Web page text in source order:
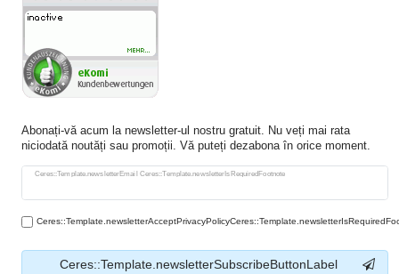
Abonați-vă acum la newsletter-ul nostru gratuit. Nu veți mai rata
niciodată noutăți sau promoții. Vă puteți dezabona în orice moment.
Ceres::Template.newsletterEmail Ceres::Template.newsletterIsRequiredFootnote
Ceres::Template.newsletterHoneypotLabel
Ceres::Template.newsletterSubscribeButtonLabel